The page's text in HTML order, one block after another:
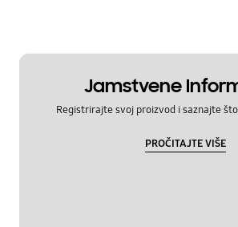
Jamstvene
Registrirajte svoj proizvod i saznajte
PROČITAJTE VIŠE